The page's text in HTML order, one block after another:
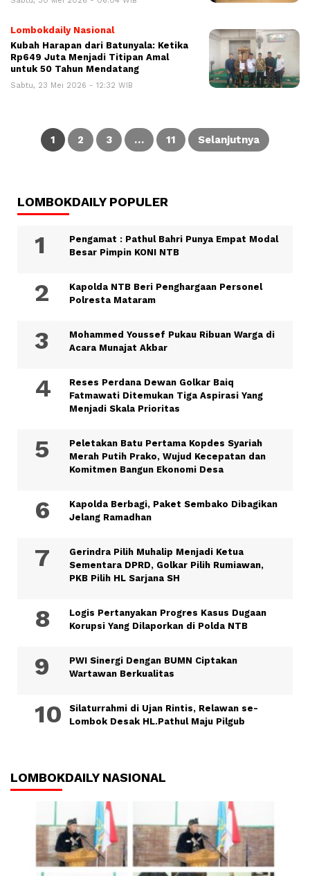
Lombokdaily Nasional
Kubah Harapan dari Batunyala: Ketika
Rp649 Juta Menjadi Titipan Amal
untuk 50 Tahun Mendatang
Sabtu, 23 Mei 2026 - 12:32 WIB
Navigasi
pos1 2 3 … 11 Selanjutnya
LOMBOKDAILY POPULER
Pengamat : Pathul Bahri Punya Empat Modal
Besar Pimpin KONI NTB
Kapolda NTB Beri Penghargaan Personel
Polresta Mataram
Mohammed Youssef Pukau Ribuan Warga di
Acara Munajat Akbar
Reses Perdana Dewan Golkar Baiq
Fatmawati Ditemukan Tiga Aspirasi Yang
Menjadi Skala Prioritas
Peletakan Batu Pertama Kopdes Syariah
Merah Putih Prako, Wujud Kecepatan dan
Komitmen Bangun Ekonomi Desa
Kapolda Berbagi, Paket Sembako Dibagikan
Jelang Ramadhan
Gerindra Pilih Muhalip Menjadi Ketua
Sementara DPRD, Golkar Pilih Rumiawan,
PKB Pilih HL Sarjana SH
Logis Pertanyakan Progres Kasus Dugaan
Korupsi Yang Dilaporkan di Polda NTB
PWI Sinergi Dengan BUMN Ciptakan
Wartawan Berkualitas
Silaturrahmi di Ujan Rintis, Relawan se-
Lombok Desak HL.Pathul Maju Pilgub
LOMBOKDAILY NASIONAL